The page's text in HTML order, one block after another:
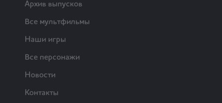
Архив выпусков
Все мультфильмы
Наши игры
Все персонажи
Новости
Контакты